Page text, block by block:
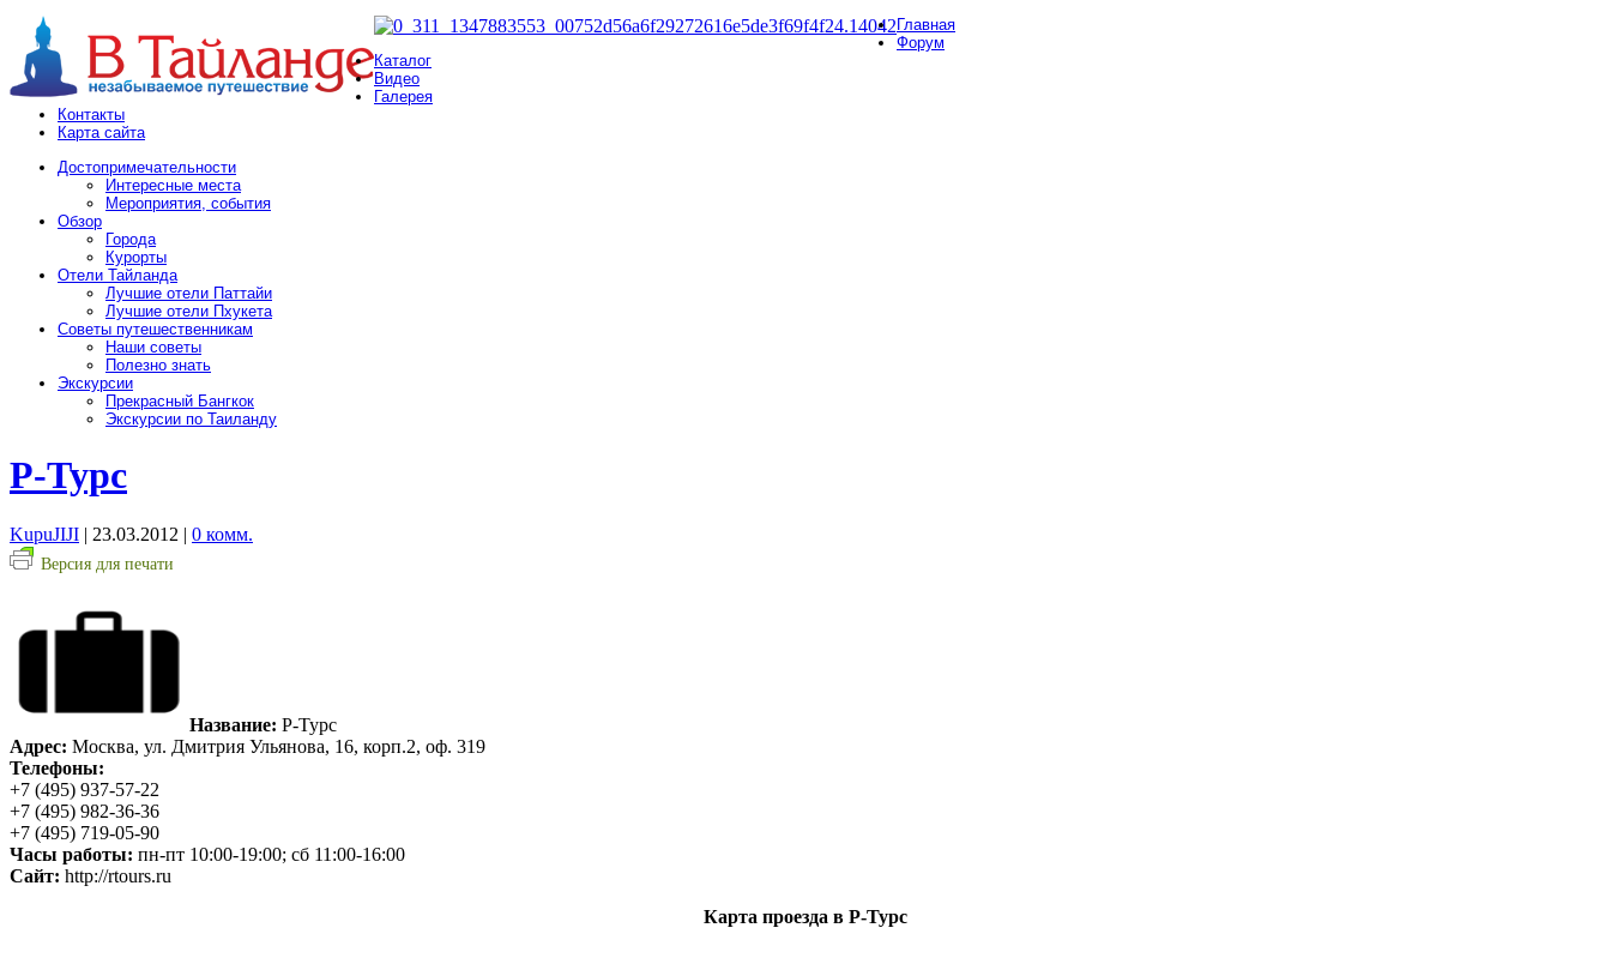
Главная
Форум
Каталог
Видео
Галерея
Контакты
Карта сайта
Достопримечательности
Интересные места
Мероприятия, события
Обзор
Города
Курорты
Отели Тайланда
Лучшие отели Паттайи
Лучшие отели Пхукета
Советы путешественникам
Наши советы
Полезно знать
Экскурсии
Прекрасный Бангкок
Экскурсии по Таиланду
Р-Турс
KupuJIJI | 23.03.2012 | 0 комм.
Версия для печати
Название: Р-Турс
Адрес: Москва, ул. Дмитрия Ульянова, 16, корп.2, оф. 319
Телефоны:
+7 (495) 937-57-22
+7 (495) 982-36-36
+7 (495) 719-05-90
Часы работы: пн-пт 10:00-19:00; сб 11:00-16:00
Сайт: http://rtours.ru
Карта проезда в Р-Турс